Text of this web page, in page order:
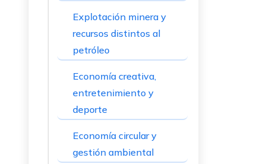
Explotación minera y
recursos distintos al
petróleo
Economía creativa,
entretenimiento y
deporte
Economía circular y
gestión ambiental